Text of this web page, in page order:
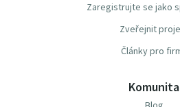
Zaregistrujte se jako
Zveřejnit
Články pro
Komunita